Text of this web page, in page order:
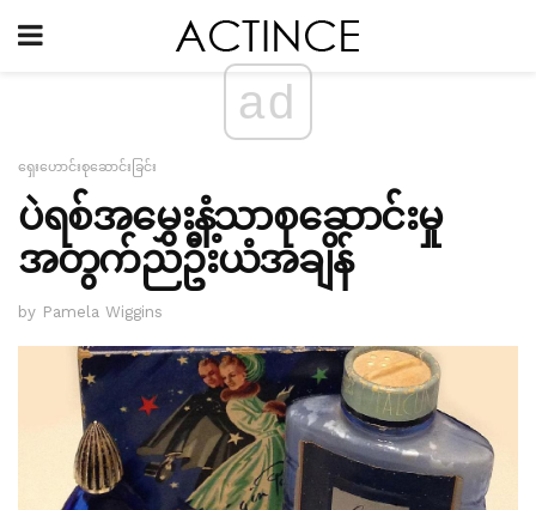
ad
ရှေးဟောင်းစုဆောင်းခြင်း
ပဲရစ်အမွှေးနံ့သာစုဆောင်းမှု
အတွက်ညဦးယံအချိန်
by Pamela Wiggins